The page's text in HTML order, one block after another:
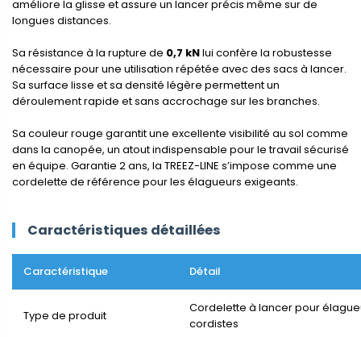
améliore la glisse et assure un lancer précis même sur de
longues distances.
Sa résistance à la rupture de 0,7 kNlui confère la robustesse
nécessaire pour une utilisation répétée avec des sacs à lancer.
Sa surface lisse et sa densité légère permettent un
déroulement rapide et sans accrochage sur les branches.
Sa couleur rouge garantit une excellente visibilité au sol comme
dans la canopée, un atout indispensable pour le travail sécurisé
en équipe. Garantie 2 ans, la TREEZ-LINE s’impose comme une
cordelette de référence pour les élagueurs exigeants.
Caractéristiques détaillées
Caractéristique Détail
Type de produit
Cordelette à lancer pour
cordistes